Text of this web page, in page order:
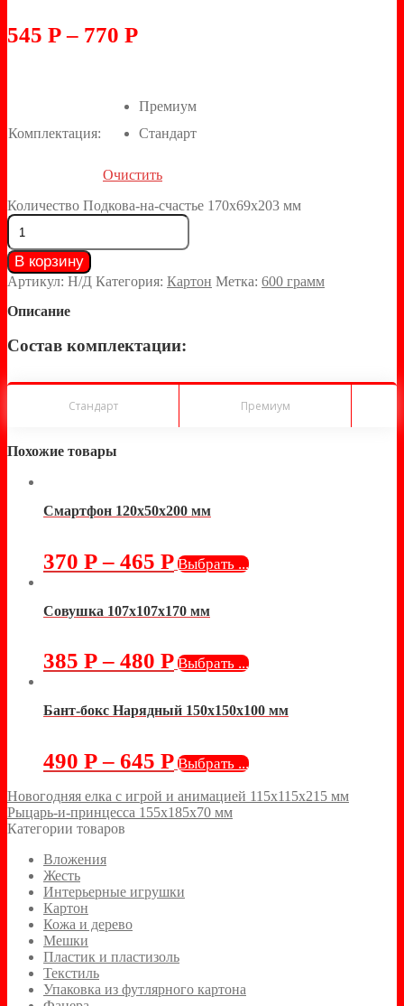
545 Р– 770 Р
Комплектация:
Премиум
Стандарт
Очистить
Количество Подкова-на-счастье 170х69х203 мм
В корзину
Артикул: Н/Д Категория: Картон Метка: 600 грамм
Описание
Состав комплектации:
Стандарт Премиум
Похожие товары
Смартфон 120х50х200 мм
370 Р– 465 Р Выбрать ...
Совушка 107х107х170 мм
385 Р– 480 Р Выбрать ...
Бант-бокс Нарядный 150х150х100 мм
490 Р– 645 Р Выбрать ...
Новогодняя елка с игрой и анимацией 115х115х215 мм
Рыцарь-и-принцесса 155х185х70 мм
Категории товаров
Вложения
Жесть
Интерьерные игрушки
Картон
Кожа и дерево
Мешки
Пластик и пластизоль
Текстиль
Упаковка из футлярного картона